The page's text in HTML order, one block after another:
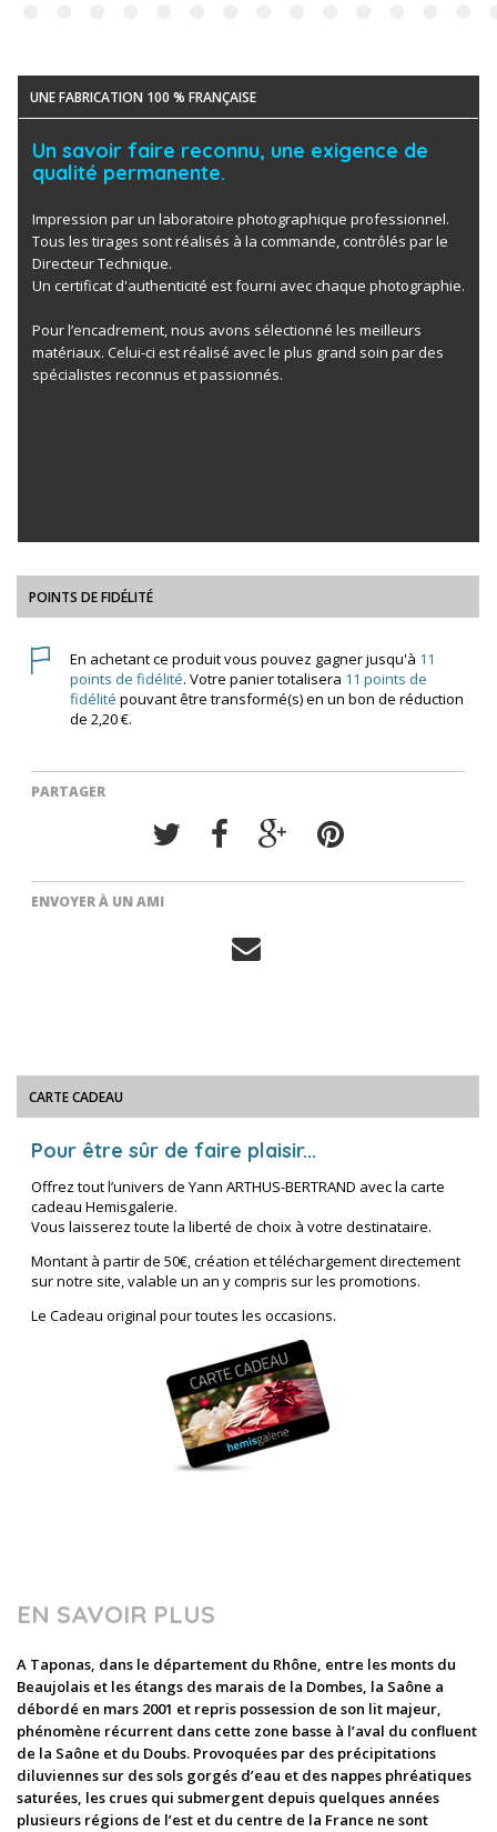
UNE FABRICATION 100 % FRANÇAISE
Un savoir faire reconnu, une exigence de
qualité permanente.
Impression par un laboratoire photographique professionnel.
Tous les tirages sont réalisés à la commande, contrôlés par le
Directeur Technique.
Un certificat d'authenticité est fourni avec chaque photographie.
Pour l’encadrement, nous avons sélectionné les meilleurs
matériaux. Celui-ci est réalisé avec le plus grand soin par des
spécialistes reconnus et passionnés.
POINTS DE FIDÉLITÉ
En achetant ce produit vous pouvez gagner jusqu'à 11
points de fidélité. Votre panier totalisera 11 points de
fidélité pouvant être transformé(s) en un bon de réduction
de 2,20 €.
PARTAGER
ENVOYER À UN AMI
CARTE CADEAU
Pour être sûr de faire plaisir...
Offrez tout l’univers de Yann ARTHUS-BERTRAND avec la carte
cadeau Hemisgalerie.
Vous laisserez toute la liberté de choix à votre destinataire.
Montant à partir de 50€, création et téléchargement directement
sur notre site, valable un an y compris sur les promotions.
Le Cadeau original pour toutes les occasions.
EN SAVOIR PLUS
A Taponas, dans le département du Rhône, entre les monts du
Beaujolais et les étangs des marais de la Dombes, la Saône a
débordé en mars 2001 et repris possession de son lit majeur,
phénomène récurrent dans cette zone basse à l’aval du confluent
de la Saône et du Doubs. Provoquées par des précipitations
diluviennes sur des sols gorgés d’eau et des nappes phréatiques
saturées, les crues qui submergent depuis quelques années
plusieurs régions de l’est et du centre de la France ne sont